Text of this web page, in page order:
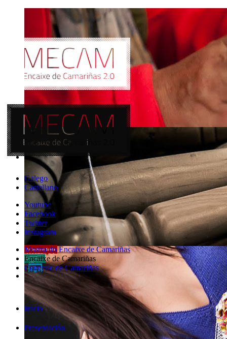
Galego
Castellano
Youtube
Facebook
Twitter
Instagram
Mostra do Encaixe de Camariñas
Encaixe de Camariñas
Concello de Camariñas
Inicio
Presentación